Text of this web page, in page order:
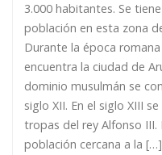
3.000 habitantes. Se
población en esta zona
Durante la época
encuentra la ciudad de
dominio musulmán se
siglo XII. En el siglo XIII
tropas del rey Alfonso III.
población cercana a la […]